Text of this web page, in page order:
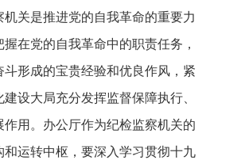
机关是推进党的自我革命的重要力
在党的自我革命中的职责任务，
斗形成的宝贵经验和优良作风，紧
设大局充分发挥监督保障执行、
作用。办公厅作为纪检监察机关的
和运转中枢，要深入学习贯彻十九